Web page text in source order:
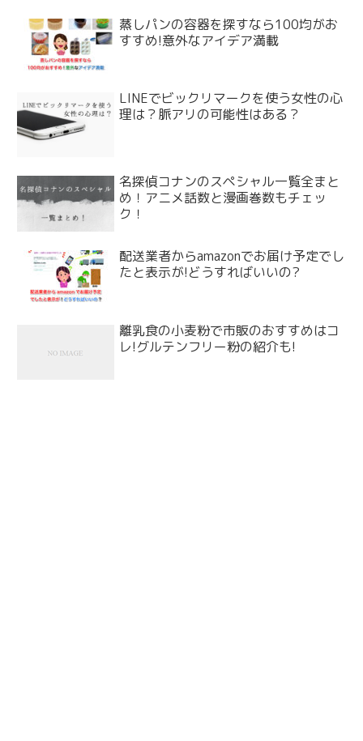
蒸しパンの容器を探すなら100均がお
すすめ!意外なアイデア満載
LINEでビックリマークを使う女性の心
理は？脈アリの可能性はある？
名探偵コナンのスペシャル一覧全まと
め！アニメ話数と漫画巻数もチェッ
ク！
配送業者からamazonでお届け予定でし
たと表示が!どうすればいいの?
離乳食の小麦粉で市販のおすすめはコ
レ!グルテンフリー粉の紹介も!